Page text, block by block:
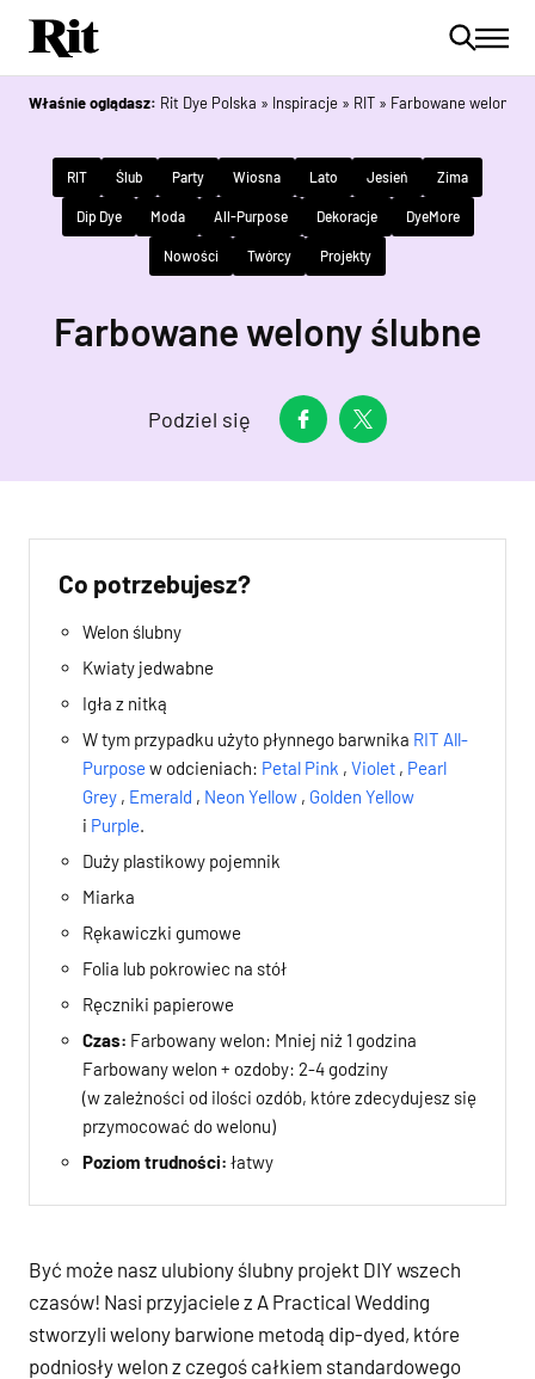
Właśnie oglądasz: Rit Dye Polska » Inspiracje » RIT » Farbowane welony
RIT Ślub Party Wiosna Lato Jesień Zima
Dip Dye Moda All-Purpose Dekoracje DyeMore
Nowości Twórcy Projekty
Farbowane welony ślubne
Podziel się
Co potrzebujesz?
Welon ślubny
Kwiaty jedwabne
Igła z nitką
W tym przypadku użyto płynnego barwnika RIT All-
Purpose w odcieniach: Petal Pink , Violet , Pearl
Grey , Emerald , Neon Yellow , Golden Yellow
i Purple.
Duży plastikowy pojemnik
Miarka
Rękawiczki gumowe
Folia lub pokrowiec na stół
Ręczniki papierowe
Czas: Farbowany welon: Mniej niż 1 godzina
Farbowany welon + ozdoby: 2-4 godziny
(w zależności od ilości ozdób, które zdecydujesz się
przymocować do welonu)
Poziom trudności: łatwy
Być może nasz ulubiony ślubny projekt DIY wszech
czasów! Nasi przyjaciele z A Practical Wedding
stworzyli welony barwione metodą dip-dyed, które
podniosły welon z czegoś całkiem standardowego